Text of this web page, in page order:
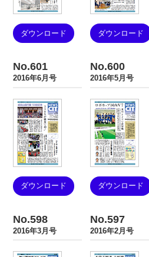
ダウンロード ダウンロード
No.601
2016年6月号
ダウンロード
No.600
2016年5月号
ダウンロード
No.598
2016年3月号
No.597
2016年2月号